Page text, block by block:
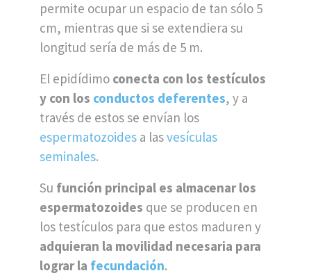
permite ocupar un espacio de tan sólo 5
cm, mientras que si se extendiera su
longitud sería de más de 5 m.
El epidídimo conecta con los testículos
y con los conductos deferentes, y a
través de estos se envían los
espermatozoides a lasvesículas
seminales.
Su función principal es almacenar los
espermatozoides que se producen en
los testículos para que estos maduren y
adquieran la movilidad necesaria para
lograr la fecundación.